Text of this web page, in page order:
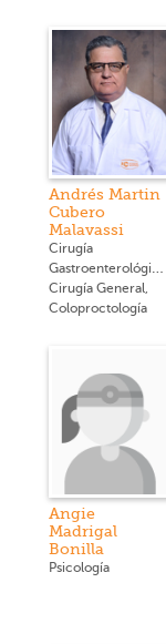
Andrés Martin
Cubero
Malavassi
Cirugía
Gastroenterológica,
Cirugía General,
Coloproctología
Angie
Madrigal
Bonilla
Psicología